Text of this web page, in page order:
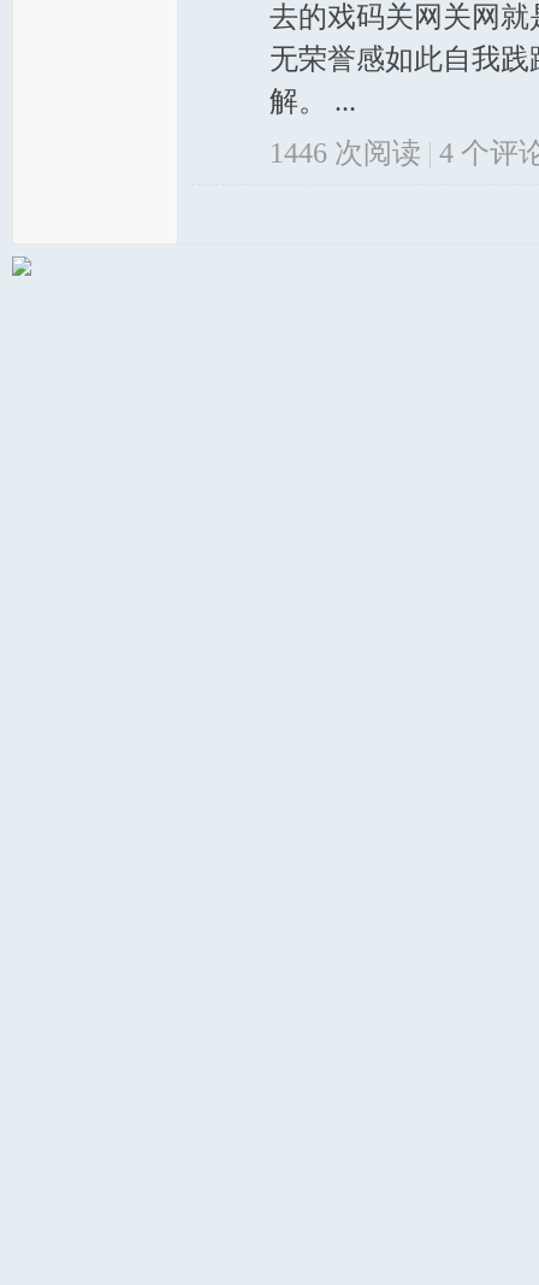
去的戏码关网关网
无荣誉感如此自我
解。 ...
1446 次阅读 | 4个评